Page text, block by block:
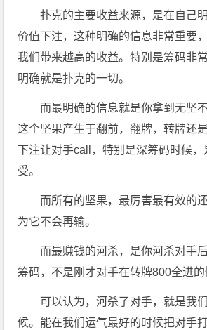
扑克的主要收益来源，是在自己
价值下注，这种明确的信息非常重要
我们带来越高的收益。特别是筹码非
明确就是扑克的一切。
而最明确的信息就是你拿到无坚
这个坚果产生于翻前，翻牌，转牌还
下注让对手call，特别是深筹码时候
受。
而所有的坚果，最厉害最有效的
为它不会再输。
而最赚钱的河杀，是你河杀对手
筹码，不是刚才对手在转牌800全进的
可以认为，河杀了对手，就是我
候。能在我们运气最好的时候把对手